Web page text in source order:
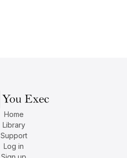
Home
Library
Support
Log in